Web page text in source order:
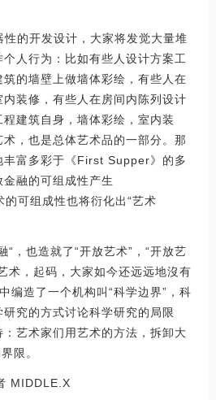
的开发设计，大家将发觉大量堆
人行为：比如有些人设计方案工
的墙壁上做墙体彩绘，有些人在
装修，有些人在房间内陈列设计
建筑自身，墙体彩绘，室内装
，也是总体艺术品的一部分。那
丰富多彩于《First Supper》的多
融的可组成性产生
可组成性也将衍化出“艺术
“，也造就了“开放艺术”，“开放艺
术，起码，大家如今还远远地沒有
编造了一个机构叫“科学边界”，科
究的方式讨论科学研究的局限
艺术家们用艺术的方法，拆卸大
限。
MIDDLE.X